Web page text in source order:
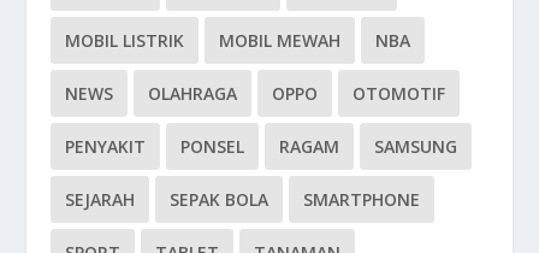
MOBIL LISTRIK MOBIL MEWAH NBA
NEWS OLAHRAGA OPPO OTOMOTIF
PENYAKIT PONSEL RAGAM SAMSUNG
SEJARAH SEPAK BOLA SMARTPHONE